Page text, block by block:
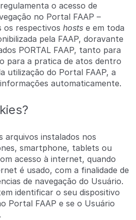
o acesso de
no Portal FAAP –
os respectivos hosts e em toda
pela FAAP, doravante
PORTAL FAAP, tanto para
para a pratica de atos dentro
utilização do Portal FAAP, a
automaticamente.
arquivos instalados nos
smartphone, tablets ou
acesso à internet, quando
é usado, com a finalidade de
de navegação do Usuário.
identificar o seu dispositivo
Portal FAAP e se o Usuário